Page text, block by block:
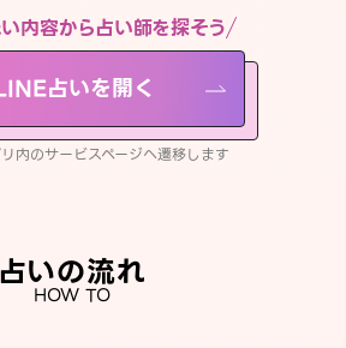
内容から占い師を探そう
占いを開く
内のサービスページへ遷移します
占いの流れ
HOW TO